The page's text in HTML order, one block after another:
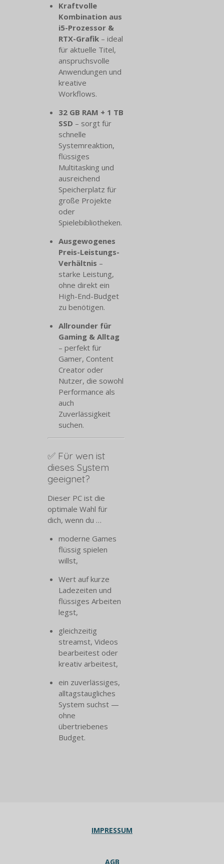
Kraftvolle
Kombination aus
i5-Prozessor &
RTX-Grafik – ideal
für aktuelle Titel,
anspruchsvolle
Anwendungen und
kreative
Workflows.
32 GB RAM + 1 TB
SSD – sorgt für
schnelle
Systemreaktion,
flüssiges
Multitasking und
ausreichend
Speicherplatz für
große Projekte
oder
Spielebibliotheken.
Ausgewogenes
Preis-Leistungs-
Verhältnis –
starke Leistung,
ohne direkt ein
High-End-Budget
zu benötigen.
Allrounder für
Gaming & Alltag
– perfekt für
Gamer, Content
Creator oder
Nutzer, die sowohl
Performance als
auch
Zuverlässigkeit
suchen.
✅ Für wen ist
dieses System
geeignet?
Dieser PC ist die
optimale Wahl für
dich, wenn du …
moderne Games
flüssig spielen
willst,
Wert auf kurze
Ladezeiten und
flüssiges Arbeiten
legst,
gleichzeitig
streamst, Videos
bearbeitest oder
kreativ arbeitest,
ein zuverlässiges,
alltagstaugliches
System suchst —
ohne
übertriebenes
Budget.
IMPRESSUM
AGB